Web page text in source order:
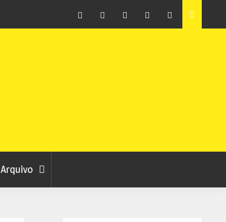
Autarquia garante manutenção da ambulância do
INEM no Fundão
Arquivo